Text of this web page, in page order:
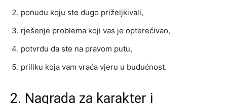
ponudu koju ste dugo priželjkivali,
rješenje problema koji vas je opterećivao,
potvrdu da ste na pravom putu,
priliku koja vam vraća vjeru u budućnost.
2. Nagrada za karakter i